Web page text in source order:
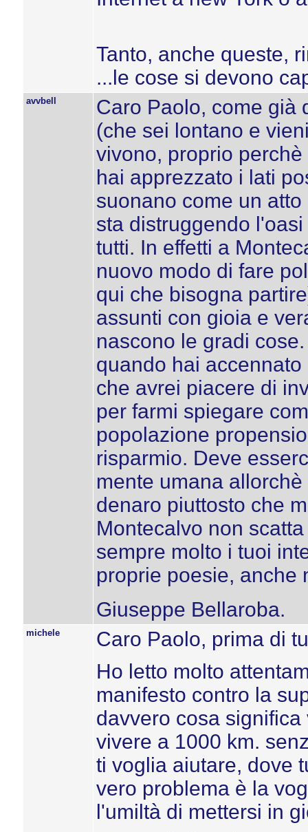
Tanto, anche queste,
...le cose si devono
avvbell
Caro Paolo, come già
(che sei lontano e
vivono, proprio
hai apprezzato i lati
suonano come un
sta distruggendo
tutti. In effetti a
nuovo modo di fare
qui che bisogna
assunti con gioia e
nascono le gradi
quando hai
che avrei piacere di
per farmi spiegare
popolazione
risparmio. Deve
mente umana
denaro piuttosto che
Montecalvo non
sempre molto i tuoi
proprie poesie, anche
Giuseppe Bellaroba.
michele
Caro Paolo, prima di
Ho letto molto
manifesto contro la
davvero cosa
vivere a 1000 km.
ti voglia aiutare, dove
vero problema è la
l'umiltà di mettersi in